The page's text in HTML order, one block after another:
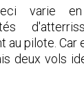
varie
au pilote. Car
deux vols